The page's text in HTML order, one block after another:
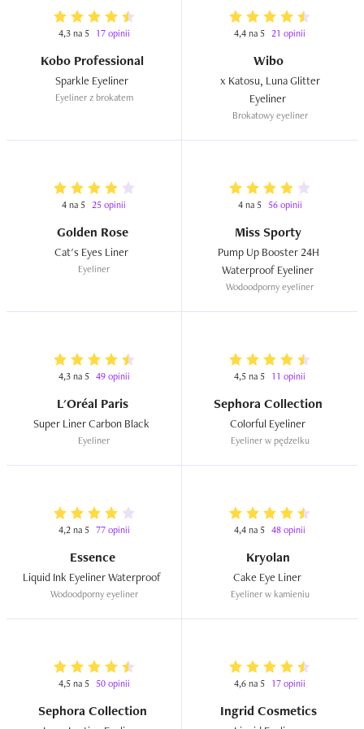
4,3 na 5 17 opinii
Kobo Professional
Eyeliner z brokatem
4,4 na 5 21 opinii
Wibo
x Katosu, Luna Glitter
Brokatowy eyeliner
4 na 5 25 opinii
Golden Rose
Eyeliner
4 na 5 56 opinii
Miss Sporty
Pump Up Booster 24H
Wodoodporny eyeliner
4,3 na 5 49 opinii
L'Oréal Paris
Eyeliner
4,5 na 5 11 opinii
Sephora Collection
Eyeliner w pędzelku
4,2 na 5 77 opinii
Essence
Wodoodporny eyeliner
4,4 na 5 48 opinii
Kryolan
Eyeliner w kamieniu
4,5 na 5 50 opinii
Sephora Collection
4,6 na 5 17 opinii
Ingrid Cosmetics